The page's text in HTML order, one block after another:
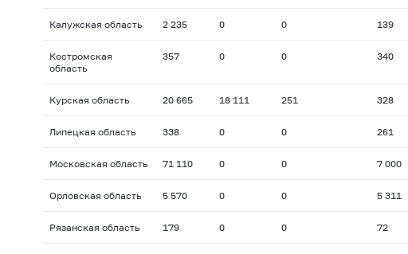
Калужская область 2 235 0 0 139
Костромская
область
357 0 0 340
Курская область 20 665 18 111 251 328
Липецкая область 338 0 0 261
Московская область 71 110 0 0 7 000
Орловская область 5 570 0 0 5 311
Рязанская область 179 0 0 72